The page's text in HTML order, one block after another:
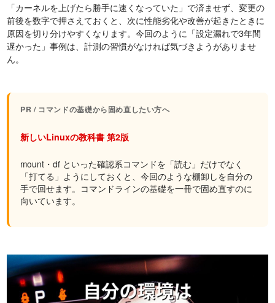
「カーネルを上げたら勝手に速くなっていた」で済ませず、変更の
前後を数字で押さえておくと、次に性能劣化や改善が起きたときに
原因を切り分けやすくなります。今回のように「設定漏れで3年間
遅かった」事例は、計測の習慣がなければ気づきようがありませ
ん。
PR / コマンドの基礎から固め直したい方へ
新しいLinuxの教科書 第2版
mount・df といった確認系コマンドを「読む」だけでなく
「打てる」ようにしておくと、今回のような棚卸しを自分の
手で回せます。コマンドラインの基礎を一冊で固め直すのに
向いています。